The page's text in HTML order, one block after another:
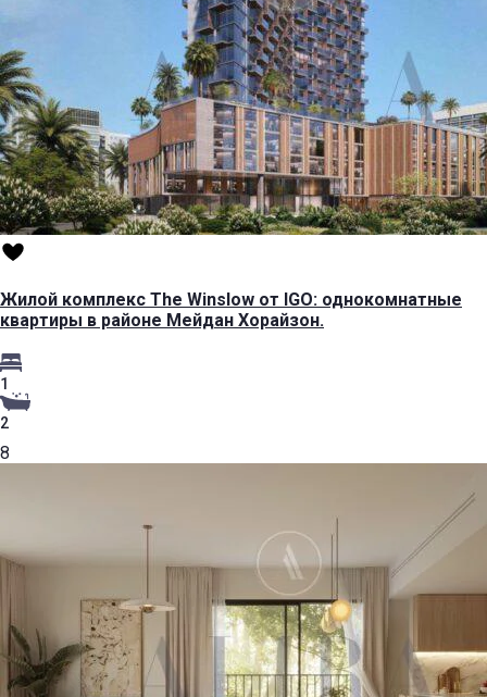
Жилой комплекс The Winslow от IGO: однокомнатные
квартиры в районе Мейдан Хорайзон.
1
2
8